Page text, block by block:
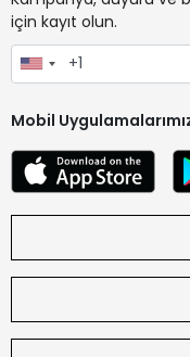
için kayıt olun.
Mobil